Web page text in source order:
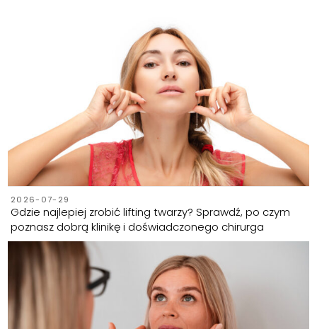
2026-07-29
Gdzie najlepiej zrobić lifting twarzy? Sprawdź, po czym
poznasz dobrą klinikę i doświadczonego chirurga